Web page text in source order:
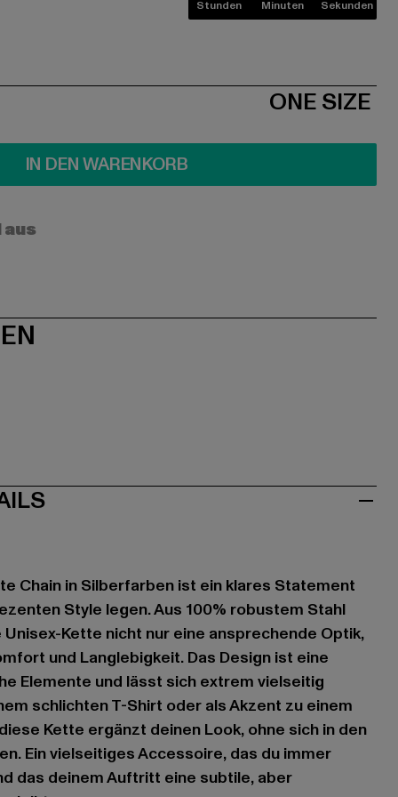
Stunden Minuten Sekunden
ONE SIZE
IN DEN WARENKORB
Chain in Silberfarben ist ein klares Statement
Style legen. Aus 100% robustem Stahl
Kette nicht nur eine ansprechende Optik,
und Langlebigkeit. Das Design ist eine
Elemente und lässt sich extrem vielseitig
schlichten T-Shirt oder als Akzent zu einem
Kette ergänzt deinen Look, ohne sich in den
Ein vielseitiges Accessoire, das du immer
das deinem Auftritt eine subtile, aber